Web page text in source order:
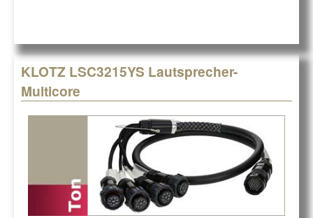
KLOTZ LSC3215YS Lautsprecher-
Multicore